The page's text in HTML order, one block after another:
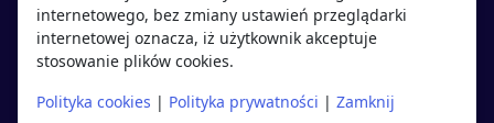
Oferty pracy
Pracodawcy
Opinie o pracodawcach
Dodaj ogłoszenie
internetowego, bez zmiany ustawień przeglądarki
internetowej oznacza, iż użytkownik akceptuje
stosowanie plików cookies.
Polityka cookies | Polityka prywatności | Zamknij